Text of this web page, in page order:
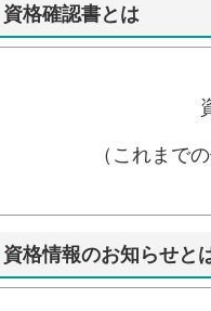
資格確認書とは
（これまで
資格情報のお知らせと